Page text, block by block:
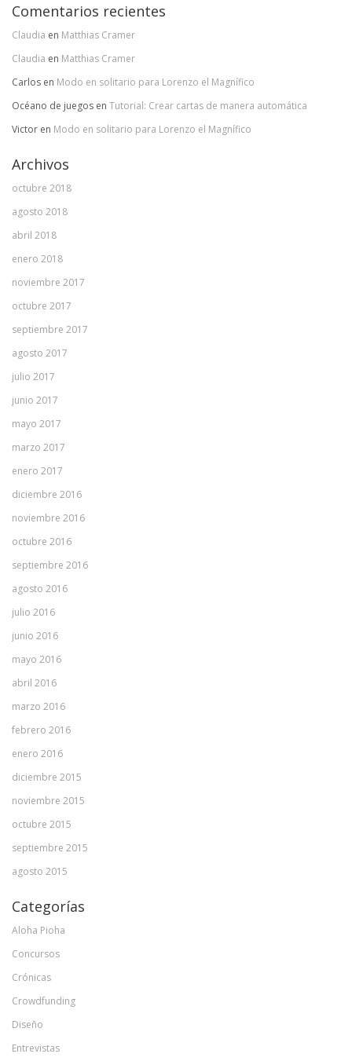
Comentarios recientes
Claudia en Matthias Cramer
Claudia en Matthias Cramer
Carlos en Modo en solitario para Lorenzo el Magnífico
Océano de juegos en Tutorial: Crear cartas de manera automática
Victor en Modo en solitario para Lorenzo el Magnífico
Archivos
octubre 2018
agosto 2018
abril 2018
enero 2018
noviembre 2017
octubre 2017
septiembre 2017
agosto 2017
julio 2017
junio 2017
mayo 2017
marzo 2017
enero 2017
diciembre 2016
noviembre 2016
octubre 2016
septiembre 2016
agosto 2016
julio 2016
junio 2016
mayo 2016
abril 2016
marzo 2016
febrero 2016
enero 2016
diciembre 2015
noviembre 2015
octubre 2015
septiembre 2015
agosto 2015
Categorías
Aloha Pioha
Concursos
Crónicas
Crowdfunding
Diseño
Entrevistas